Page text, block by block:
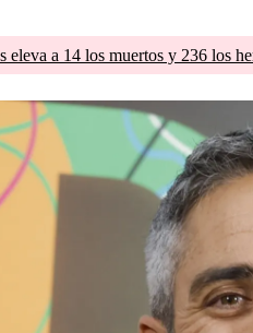
eleva a 14 los muertos y 236 los